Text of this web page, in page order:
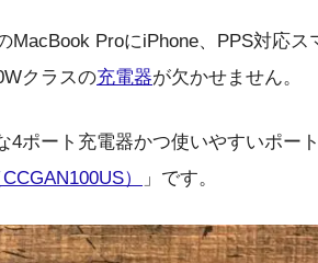
MacBook ProにiPhone、PPS対応
クラスの充電器が欠かせません。
4ポート充電器かつ使いやすいポー
）
」です。